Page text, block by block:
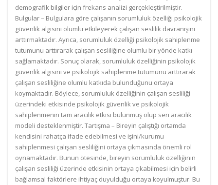
demografik bilgiler için frekans analizi gerçekleştirilmiştir.
Bulgular – Bulgulara göre çalışanın sorumluluk özelliği psikolojik
güvenlik algısını olumlu etkileyerek çalışan seslilik davranışını
arttırmaktadır. Ayrıca, sorumluluk özelliği psikolojik sahiplenme
tutumunu arttırarak çalışan sesliliğine olumlu bir yönde katkı
sağlamaktadır. Sonuç olarak, sorumluluk özelliğinin psikolojik
güvenlik algısını ve psikolojik sahiplenme tutumunu arttırarak
çalışan sesliliğine olumlu katkıda bulunduğunu ortaya
koymaktadır. Böylece, sorumluluk özelliğinin çalışan sesliliği
üzerindeki etkisinde psikolojik güvenlik ve psikolojik
sahiplenmenin tam aracılık etkisi bulunmuş olup seri aracılık
modeli desteklenmiştir. Tartışma – Bireyin çalıştığı ortamda
kendisini rahatça ifade edebilmesi ve işini/kurumu
sahiplenmesi çalışan sesliliğini ortaya çıkmasında önemli rol
oynamaktadır. Bunun ötesinde, bireyin sorumluluk özelliğinin
çalışan sesliliği üzerinde etkisinin ortaya çıkabilmesi için belirli
bağlamsal faktörlere ihtiyaç duyulduğu ortaya koyulmuştur. Bu